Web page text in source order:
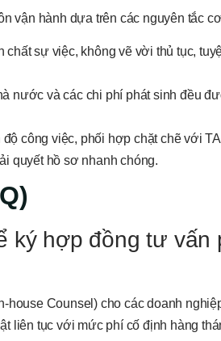
vận hành dựa trên các nguyên tắc
chất sự việc, không vẽ vời thủ tục,
nước và các chi phí phát sinh đều
công việc, phối hợp chặt chẽ với
quyết hồ sơ nhanh chóng.
ký hợp đồng tư vấn
Counsel) cho các doanh
liên tục với mức phí cố định hàng